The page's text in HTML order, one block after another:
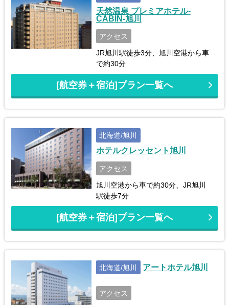
天然温泉 プレミアホテル-
CABIN-旭川
アクセス
JR旭川駅徒歩3分、旭川空港から車
で約30分
[航空券＋宿泊]プラン一覧へ
北海道/旭川
ホテルクレッセント旭川
アクセス
旭川空港から車で約30分、JR旭川
駅徒歩7分
[航空券＋宿泊]プラン一覧へ
北海道/旭川 アートホテル旭川
アクセス